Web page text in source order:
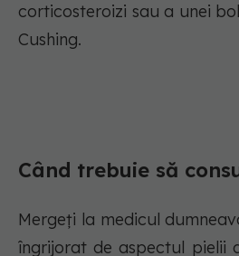
corticosteroizi sau a unei
Cushing.
Când trebuie să
Mergeți la medicul
îngrijorat de aspectul pielii